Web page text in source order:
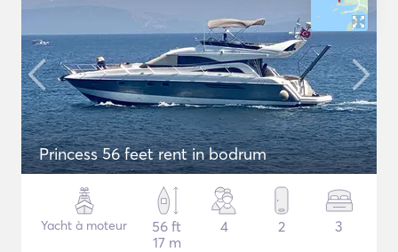
Princess 56 feet rent in bodrum
Yacht à moteur
56 ft
17 m
4 2 3